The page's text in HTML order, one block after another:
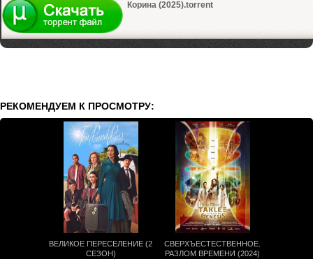
Корина (2025).torrent
РЕКОМЕНДУЕМ К ПРОСМОТРУ:
ВЕЛИКОЕ ПЕРЕСЕЛЕНИЕ (2
СЕЗОН)
СВЕРХЪЕСТЕСТВЕННОЕ.
РАЗЛОМ ВРЕМЕНИ (2024)